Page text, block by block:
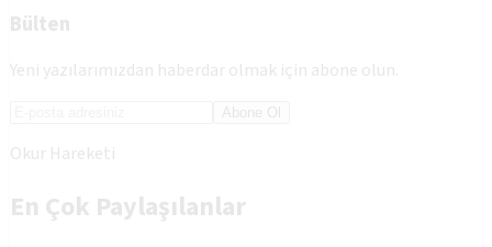
Bülten
Yeni yazılarımızdan haberdar olmak için abone olun.
Abone Ol
Okur Hareketi
En Çok Paylaşılanlar